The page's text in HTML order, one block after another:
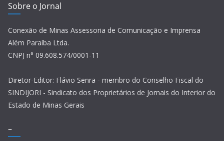
Sobre o Jornal
Conexão de Minas Assessoria de Comunicação e Imprensa
Além Paraíba Ltda.
CNPJ n° 09.608.574/0001-11
Diretor-Editor: Flávio Senra - membro do Conselho Fiscal do
SINDIJORI - Sindicato dos Proprietários de Jornais do Interior do
Estado de Minas Gerais
–